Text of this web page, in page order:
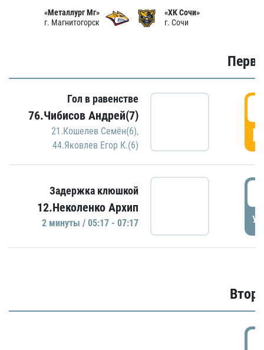
«Металлург Мг»
г. Магнитогорск
«ХК Сочи»
г. Сочи
Гол в равенстве
76.Чибисов Андрей(7)
21.Кошелев Семён(6),
44.Яковлев Егор К.(6)
Задержка клюшкой
12.Неколенко Архип
2 минуты / 05:17 - 07:17